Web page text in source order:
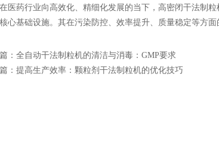
药行业向高效化、精细化发展的当下，高密闭干法制粒
心基础设施。其在污染防控、效率提升、质量稳定等方
： 全自动干法制粒机的清洁与消毒：GMP要求
： 提高生产效率：颗粒剂干法制粒机的优化技巧